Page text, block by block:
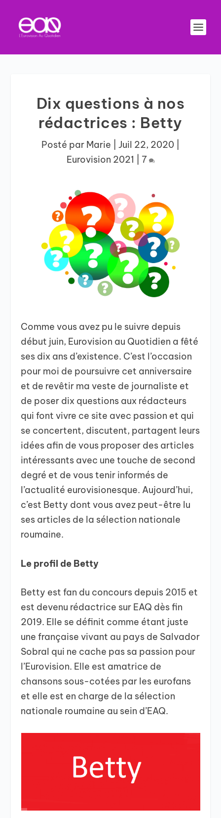
Dix questions à nos
rédactrices : Betty
Posté par Marie Juil 22, 2020
Eurovision 2021
7
Comme vous avez pu le suivre depuis
début juin, Eurovision au Quotidien a fêté
ses dix ans d’existence. C’est l’occasion
pour moi de poursuivre cet anniversaire
et de revêtir ma veste de journaliste et
de poser dix questions aux rédacteurs
qui font vivre ce site avec passion et qui
se concertent, discutent, partagent leurs
idées afin de vous proposer des articles
intéressants avec une touche de second
degré et de vous tenir informés de
l’actualité eurovisionesque. Aujourd’hui,
c’est Betty dont vous avez peut-être lu
ses articles de la sélection nationale
roumaine.
Le profil de Betty
Betty est fan du concours depuis 2015 et
est devenu rédactrice sur EAQ dès fin
2019. Elle se définit comme étant juste
une française vivant au pays de Salvador
Sobral qui ne cache pas sa passion pour
l’Eurovision. Elle est amatrice de
chansons sous-cotées par les eurofans
et elle est en charge de la sélection
nationale roumaine au sein d’EAQ.